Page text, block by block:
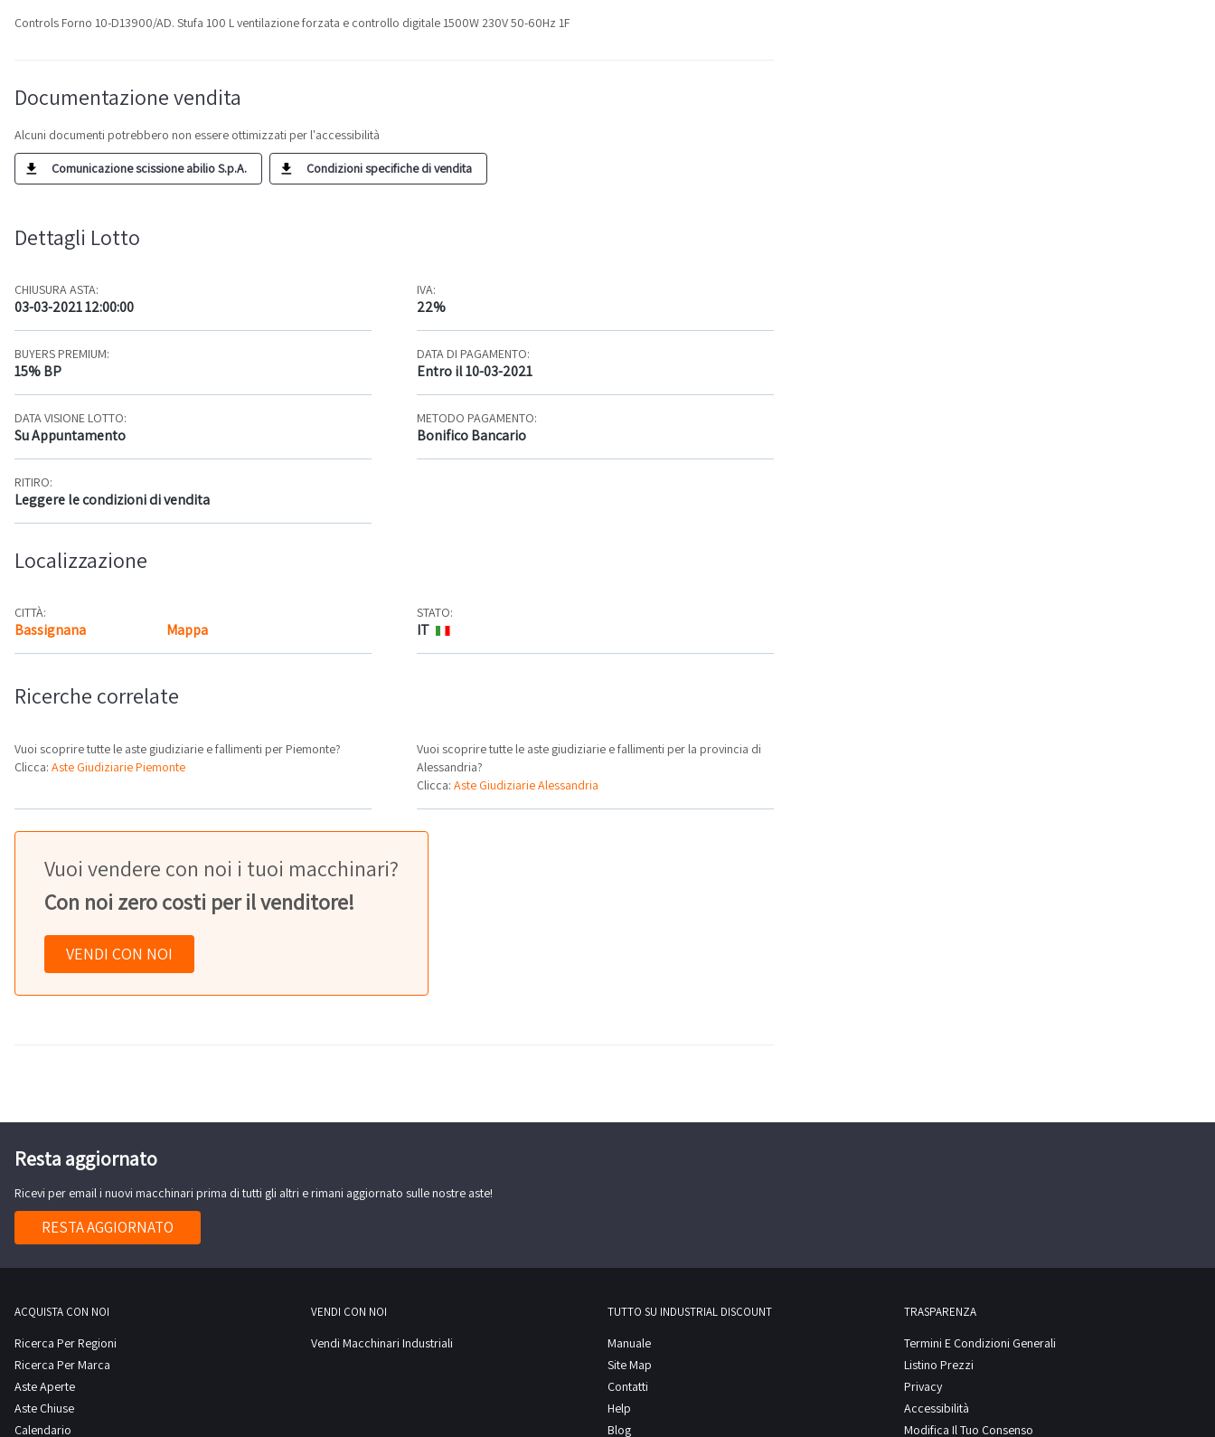
Controls Forno 10-D13900/AD. Stufa 100 L ventilazione forzata e controllo digitale 1500W 230V 50-60Hz 1F
Documentazione vendita
Alcuni documenti potrebbero non essere ottimizzati per l'accessibilità
Comunicazione scissione abilio S.p.A. Condizioni specifiche di vendita
Dettagli Lotto
CHIUSURA ASTA:
03-03-2021 12:00:00
IVA:
22%
BUYERS PREMIUM:
15% BP
DATA DI PAGAMENTO:
Entro il 10-03-2021
DATA VISIONE LOTTO:
Su Appuntamento
METODO PAGAMENTO:
Bonifico Bancario
RITIRO:
Leggere le condizioni di vendita
Localizzazione
CITTÀ:
Bassignana Mappa
STATO:
IT
Ricerche correlate
Vuoi scoprire tutte le aste giudiziarie e fallimenti per Piemonte?
Clicca: Aste Giudiziarie Piemonte
Vuoi scoprire tutte le aste giudiziarie e fallimenti per la provincia di
Alessandria?
Clicca:Aste Giudiziarie Alessandria
Vuoi vendere con noi i tuoi macchinari?
Con noi zero costi per il venditore!
VENDI CON NOI
Resta aggiornato
Ricevi per email i nuovi macchinari prima di tutti gli altri e rimani aggiornato sulle nostre aste!
RESTA AGGIORNATO
ACQUISTA CON NOI
Ricerca Per Regioni
Ricerca Per Marca
Aste Aperte
Aste Chiuse
Calendario
VENDI CON NOI
Vendi Macchinari Industriali
TUTTO SU INDUSTRIAL DISCOUNT
Manuale
Site Map
Contatti
Help
Blog
TRASPARENZA
Termini E Condizioni Generali
Listino Prezzi
Privacy
Accessibilità
Modifica Il Tuo Consenso